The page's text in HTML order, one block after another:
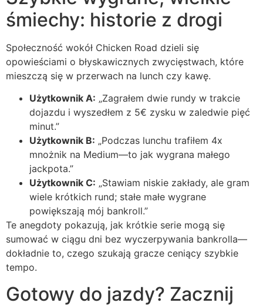
śmiechy: historie z drogi
Społeczność wokół Chicken Road dzieli się
opowieściami o błyskawicznych zwycięstwach, które
mieszczą się w przerwach na lunch czy kawę.
Użytkownik A: „Zagrałem dwie rundy w trakcie
dojazdu i wyszedłem z 5€ zysku w zaledwie pięć
minut.”
Użytkownik B: „Podczas lunchu trafiłem 4x
mnożnik na Medium—to jak wygrana małego
jackpota.”
Użytkownik C: „Stawiam niskie zakłady, ale gram
wiele krótkich rund; stałe małe wygrane
powiększają mój bankroll.”
Te anegdoty pokazują, jak krótkie serie mogą się
sumować w ciągu dni bez wyczerpywania bankrolla—
dokładnie to, czego szukają gracze ceniący szybkie
tempo.
Gotowy do jazdy? Zacznij